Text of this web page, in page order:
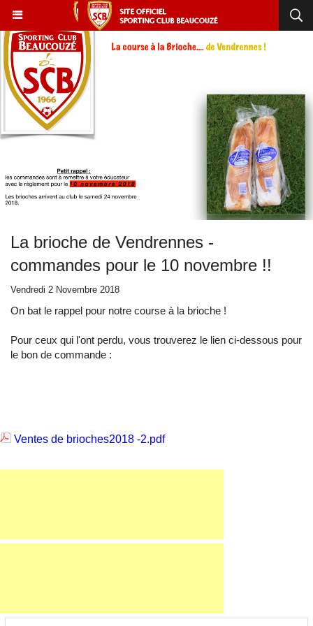
La brioche de Vendrennes -
commandes pour le 10 novembre !!
Vendredi 2 Novembre 2018
On bat le rappel pour notre course à la brioche !
Pour ceux qui l'ont perdu, vous trouverez le lien ci-dessous pour
le bon de commande :
Ventes de brioches2018 -2.pdf